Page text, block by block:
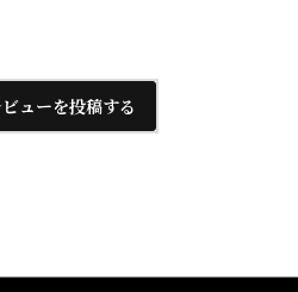
ビューを投稿する